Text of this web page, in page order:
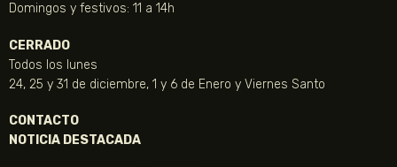
Domingos y festivos: 11 a 14h
CERRADO
Todos los lunes
24, 25 y 31 de diciembre, 1 y 6 de Enero y Viernes Santo
CONTACTO
NOTICIA DESTACADA